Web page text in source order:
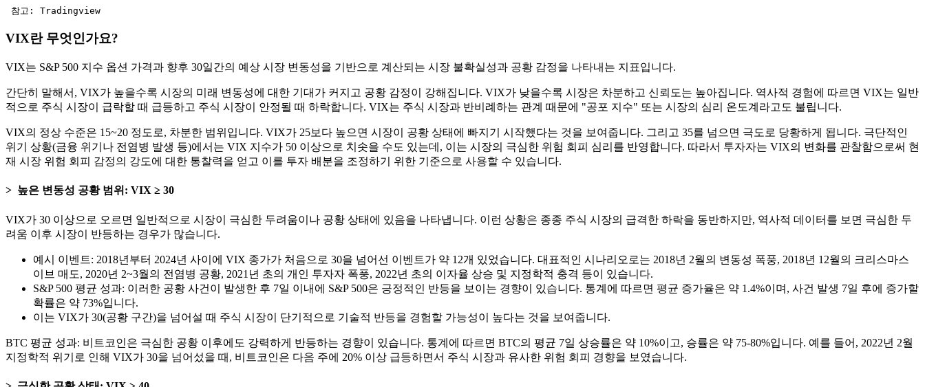
참고: Tradingview
VIX란 무엇인가요?
VIX는 S&P 500 지수 옵션 가격과 향후 30일간의 예상 시장 변동성을 기반으로 계산되는 시장 불확실성과 공황 감정을 나타내는 지표입니다.
간단히 말해서, VIX가 높을수록 시장의 미래 변동성에 대한 기대가 커지고 공황 감정이 강해집니다. VIX가 낮을수록 시장은 차분하고 신뢰도는 높아집니다. 역사적 경험에 따르면 VIX는 일반
적으로 주식 시장이 급락할 때 급등하고 주식 시장이 안정될 때 하락합니다. VIX는 주식 시장과 반비례하는 관계 때문에 "공포 지수" 또는 시장의 심리 온도계라고도 불립니다.
VIX의 정상 수준은 15~20 정도로, 차분한 범위입니다. VIX가 25보다 높으면 시장이 공황 상태에 빠지기 시작했다는 것을 보여줍니다. 그리고 35를 넘으면 극도로 당황하게 됩니다. 극단적인
위기 상황(금융 위기나 전염병 발생 등)에서는 VIX 지수가 50 이상으로 치솟을 수도 ​​있는데, 이는 시장의 극심한 위험 회피 심리를 반영합니다. 따라서 투자자는 VIX의 변화를 관찰함으로써 현
재 시장 위험 회피 감정의 강도에 대한 통찰력을 얻고 이를 투자 배분을 조정하기 위한 기준으로 사용할 수 있습니다.
높은 변동성 공황 범위: VIX ≥ 30
VIX가 30 이상으로 오르면 일반적으로 시장이 극심한 두려움이나 공황 상태에 있음을 나타냅니다. 이런 상황은 종종 주식 시장의 급격한 하락을 동반하지만, 역사적 데이터를 보면 극심한 두
려움 이후 시장이 반등하는 경우가 많습니다.
예시 이벤트: 2018년부터 2024년 사이에 VIX 종가가 처음으로 30을 넘어선 이벤트가 약 12개 있었습니다. 대표적인 시나리오로는 2018년 2월의 변동성 폭풍, 2018년 12월의 크리스마스
이브 매도, 2020년 2~3월의 전염병 공황, 2021년 초의 개인 투자자 폭풍, 2022년 초의 이자율 상승 및 지정학적 충격 등이 있습니다.
S&P 500 평균 성과: 이러한 공황 사건이 발생한 후 7일 이내에 S&P 500은 긍정적인 반등을 보이는 경향이 있습니다. 통계에 따르면 평균 증가율은 약 1.4%이며, 사건 발생 7일 후에 증가할
확률은 약 73%입니다.
이는 VIX가 30(공황 구간)을 넘어설 때 주식 시장이 단기적으로 기술적 반등을 경험할 가능성이 높다는 것을 보여줍니다.
BTC 평균 성과: 비트코인은 극심한 공황 이후에도 강력하게 반등하는 경향이 있습니다. 통계에 따르면 BTC의 평균 7일 상승률은 약 10%이고, 승률은 약 75-80%입니다. 예를 들어, 2022년 2월
지정학적 위기로 인해 VIX가 30을 넘어섰을 때, 비트코인은 다음 주에 20% 이상 급등하면서 주식 시장과 유사한 위험 회피 경향을 보였습니다.